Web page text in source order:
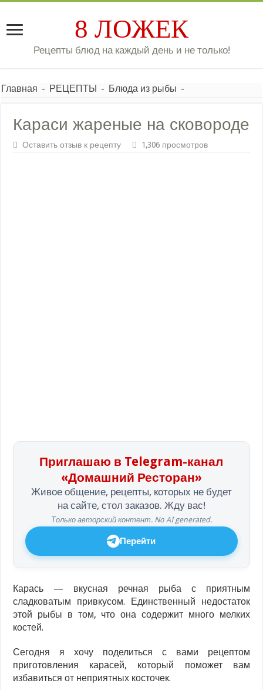
8 ЛОЖЕК
Рецепты блюд на каждый день и не только!
Главная - РЕЦЕПТЫ - Блюда из рыбы -
Караси жареные на сковороде
Оставить отзыв к рецепту 1,306 просмотров
Приглашаю в Telegram-канал
«Домашний Ресторан»
Живое общение, рецепты, которых не будет
на сайте, стол заказов. Жду вас!
Только авторский контент. No AI generated.
Перейти
Карась — вкусная речная рыба с приятным
сладковатым привкусом. Единственный недостаток
этой рыбы в том, что она содержит много мелких
костей.
Сегодня я хочу поделиться с вами рецептом
приготовления карасей, который поможет вам
избавиться от неприятных косточек.